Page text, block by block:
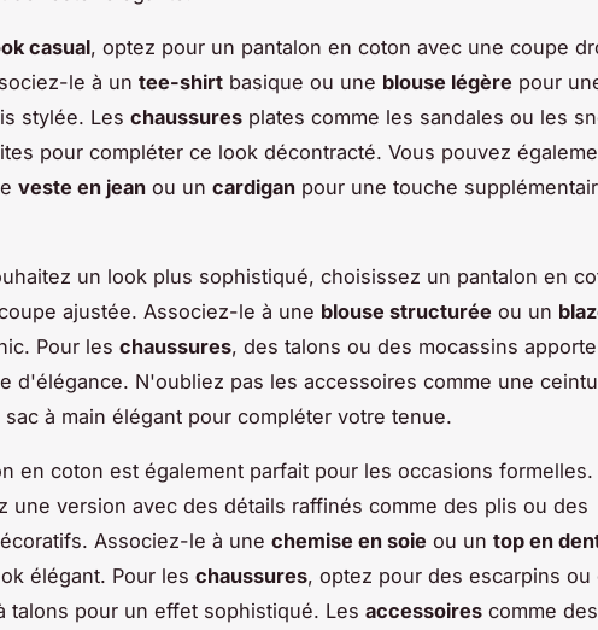
casual, optez pour un pantalon en coton avec une coupe
le à un tee-shirt basique ou une blouse légère pour
stylée. Les chaussures plates comme les sandales ou les
pour compléter ce look décontracté. Vous pouvez
veste en jean ou un cardigan pour une touche
un look plus sophistiqué, choisissez un pantalon en
ajustée. Associez-le à une blouse structurée ou un
Pour les chaussures, des talons ou des mocassins
d'élégance. N'oubliez pas les accessoires comme une
à main élégant pour compléter votre tenue.
en coton est également parfait pour les occasions formelles.
une version avec des détails raffinés comme des plis ou des
Associez-le à une chemise en soie ou un top en
élégant. Pour les chaussures, optez pour des escarpins ou
talons pour un effet sophistiqué. Les accessoires comme